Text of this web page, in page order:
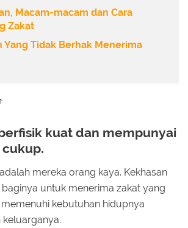
Macam-macam dan Cara
Zakat
Yang Tidak Berhak Menerima
kuat dan mempunyai
mereka orang kaya. Kekhasan
untuk menerima zakat yang
kebutuhan hidupnya